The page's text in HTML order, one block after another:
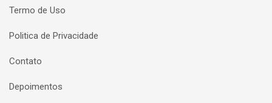
Termo de Uso
Politica de Privacidade
Contato
Depoimentos